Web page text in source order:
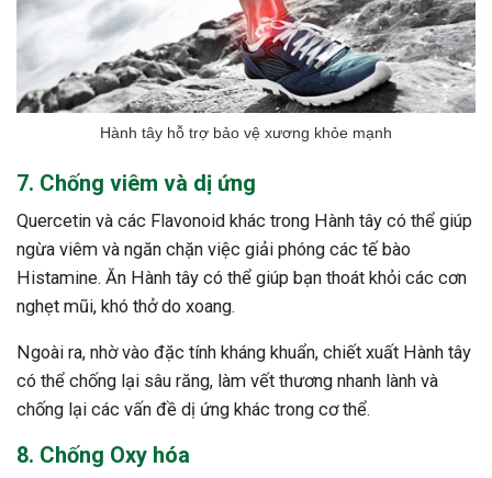
Hành tây hỗ trợ bảo vệ xương khỏe mạnh
7. Chống viêm và dị ứng
Quercetin và các Flavonoid khác trong Hành tây có thể giúp
ngừa viêm và ngăn chặn việc giải phóng các tế bào
Histamine. Ăn Hành tây có thể giúp bạn thoát khỏi các cơn
nghẹt mũi, khó thở do xoang.
Ngoài ra, nhờ vào đặc tính kháng khuẩn, chiết xuất Hành tây
có thể chống lại sâu răng, làm vết thương nhanh lành và
chống lại các vấn đề dị ứng khác trong cơ thể.
8. Chống Oxy hóa